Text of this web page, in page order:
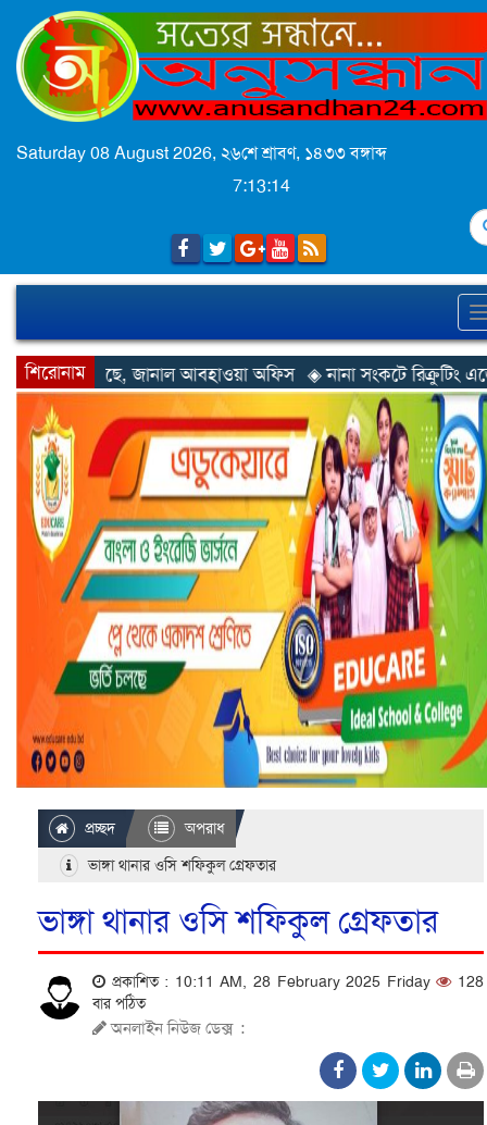
Saturday 08 August 2026, ২৬শে শ্রাবণ, ১৪৩৩ বঙ্গাব্দ
7:13:16
শিরোনাম
অফিস ◈ নানা সংকটে রিক্রুটিং এজেন্সি, হুমকির মুখে শ্রম রপ্তানি
প্রচ্ছদ
অপরাধ
ভাঙ্গা থানার ওসি শফিকুল গ্রেফতার
ভাঙ্গা থানার ওসি শফিকুল গ্রেফতার
প্রকাশিত : 10:11 AM, 28 February 2025 Friday
128
বার পঠিত
অনলাইন নিউজ ডেক্স :